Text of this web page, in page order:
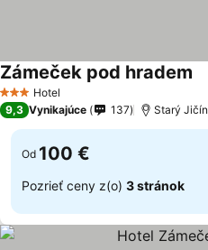
3 Počet hviezdičiek
Hotel
Zámeček pod hradem
9,3 Vynikajúce 137 Starý Jičín
Od 100 €
Pozrieť ceny z(o) 3 stránok